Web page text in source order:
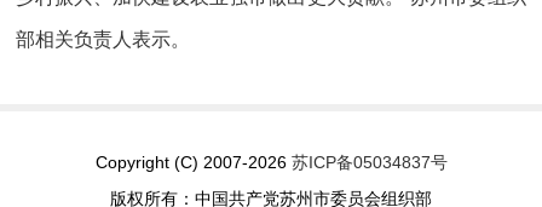
部相关负责人表示。
Copyright (C) 2007-2026 苏ICP备05034837号
版权所有：中国共产党苏州市委员会组织部